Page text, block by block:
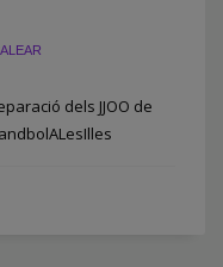
dels JJOO de